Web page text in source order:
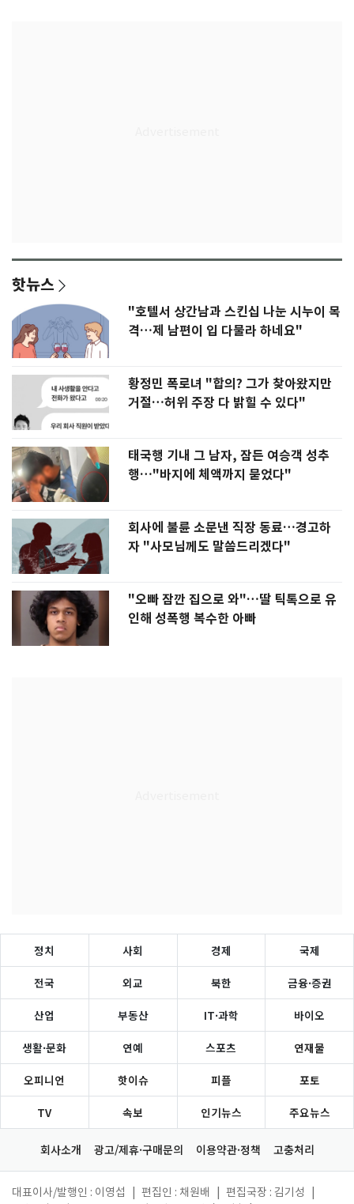
핫뉴스
"호텔서 상간남과 스킨십 나눈 시누이 목
격…제 남편이 입 다물라 하네요"
황정민 폭로녀 "합의? 그가 찾아왔지만
거절…허위 주장 다 밝힐 수 있다"
태국행 기내 그 남자, 잠든 여승객 성추
행…"바지에 체액까지 묻었다"
회사에 불륜 소문낸 직장 동료…경고하
자 "사모님께도 말씀드리겠다"
"오빠 잠깐 집으로 와"…딸 틱톡으로 유
인해 성폭행 복수한 아빠
정치 사회 경제 국제
전국 외교 북한 금융·증권
산업 부동산 IT·과학 바이오
생활·문화 연예 스포츠 연재물
오피니언 핫이슈 피플 포토
TV 속보 인기뉴스 주요뉴스
회사소개 광고/제휴·구매문의 이용약관·정책 고충처리
대표이사/발행인 : 이영섭 편집인 : 채원배 편집국장 : 김기성